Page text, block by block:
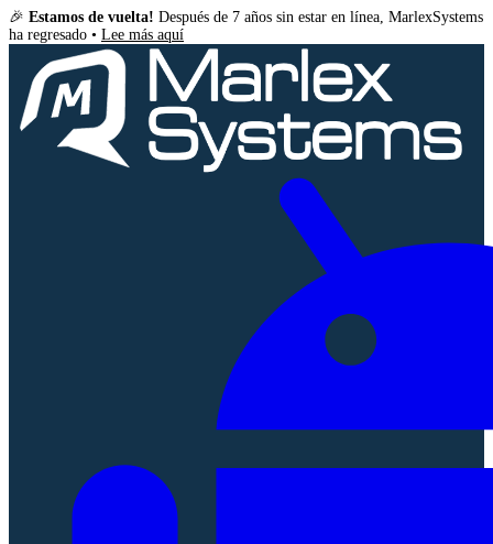
🎉 Estamos de vuelta! Después de 7 años sin estar en línea, MarlexSystems
ha regresado • Lee más aquí